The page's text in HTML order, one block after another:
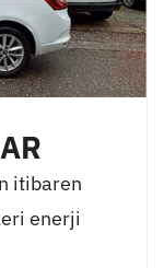
itibaren
enerji